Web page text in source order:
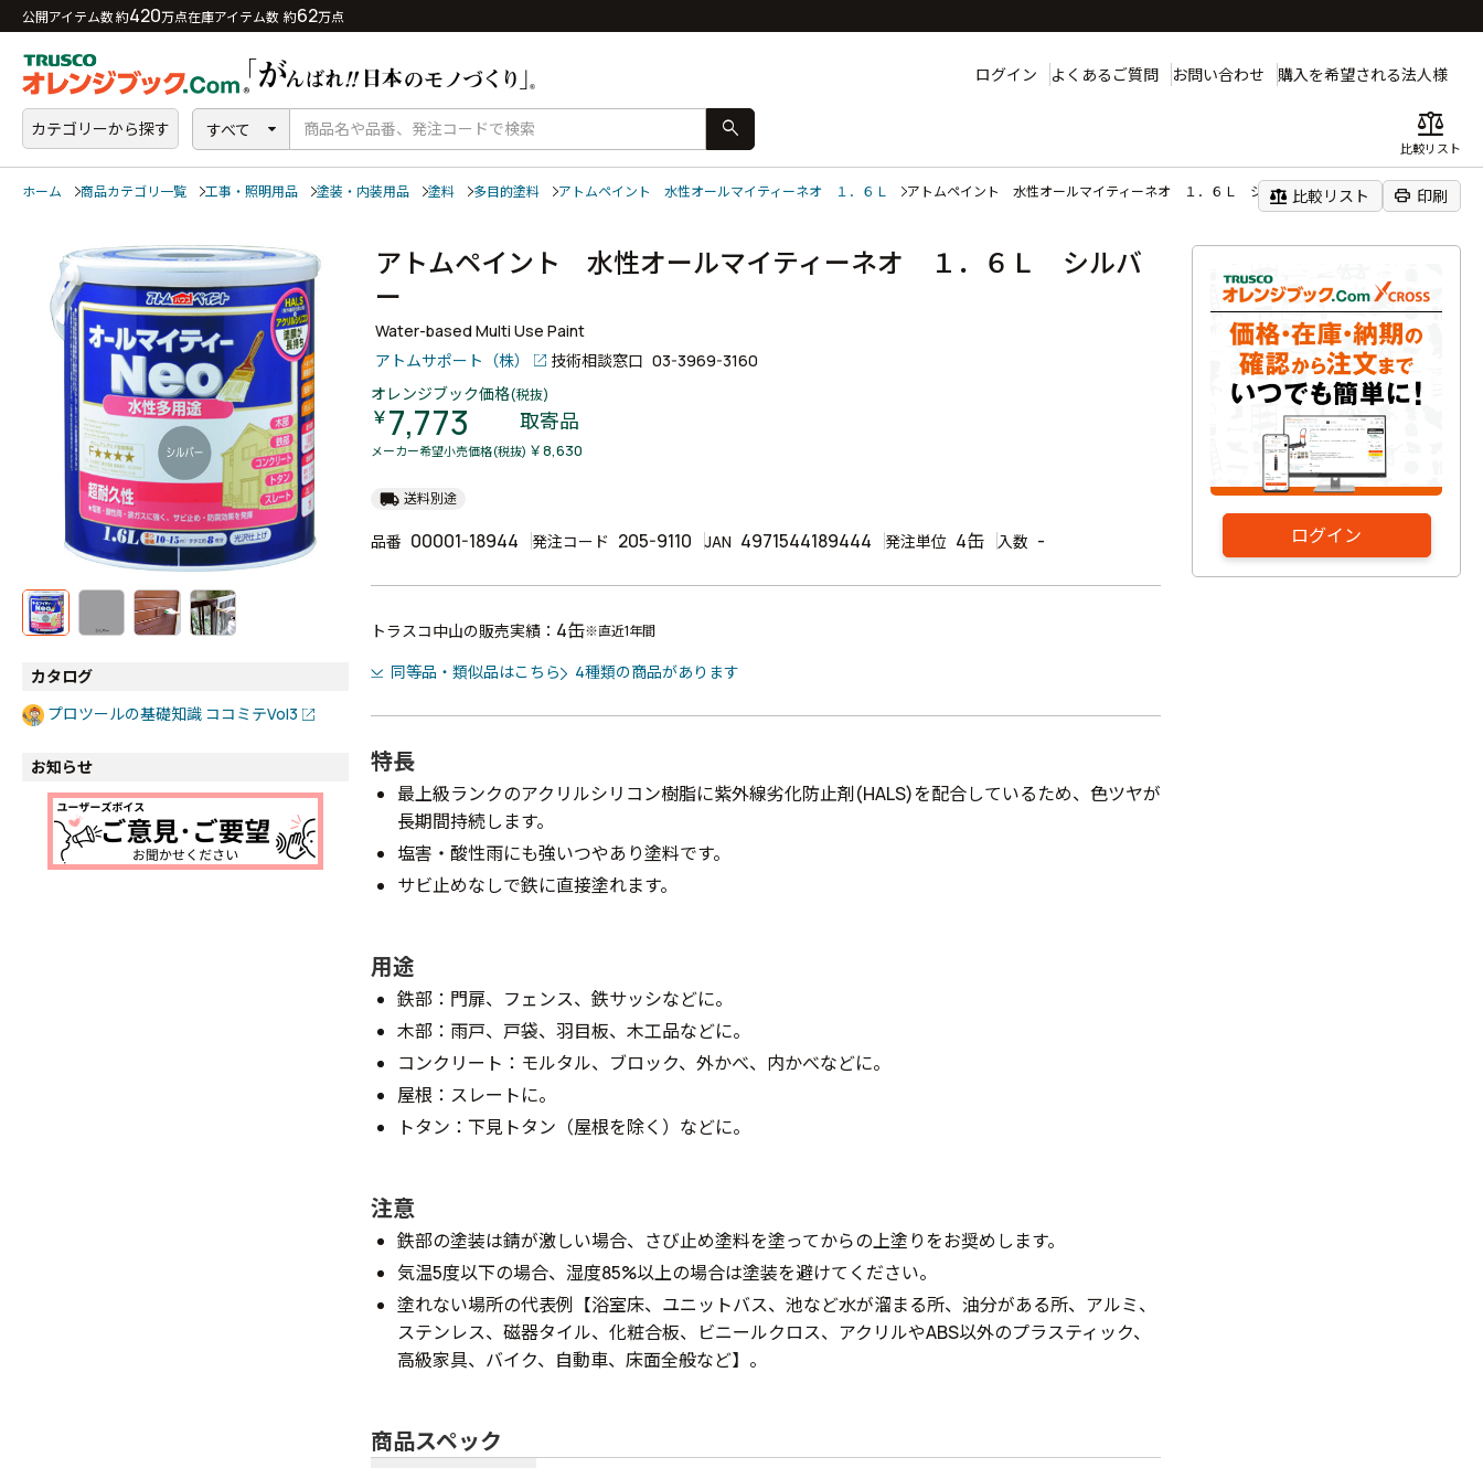
公開アイテム数 約420万点在庫アイテム数 約62万点
ログイン よくあるご質問 お問い合わせ 購入を希望される法人様
カテゴリーから探す すべて search balance
比較リスト
ホーム 商品カテゴリ一覧 工事・照明用品 塗装・内装用品 塗料 多目的塗料 アトムペイント 水性オールマイティーネオ １．６Ｌ アトムペイント 水性オールマイティーネオ １．６Ｌ シルバー
balance 比較リスト print 印刷
ログイン
カタログ
プロツールの基礎知識 ココミテVol3
お知らせ
アトムペイント 水性オールマイティーネオ １．６Ｌ シルバ
ー
Water-based Multi Use Paint
アトムサポート（株）
技術相談窓口 03-3969-3160
オレンジブック価格(税抜)
￥7,773 取寄品
メーカー希望小売価格(税抜) ￥8,630
local_shipping 送料別途
品番 00001-18944 発注コード 205-9110 JAN 4971544189444 発注単位 4缶 入数 -
トラスコ中山の販売実績： 4缶※直近1年間
同等品・類似品はこちら 4種類の商品があります
特長
最上級ランクのアクリルシリコン樹脂に紫外線劣化防止剤(HALS)を配合しているため、色ツヤが
長期間持続します。
塩害・酸性雨にも強いつやあり塗料です。
サビ止めなしで鉄に直接塗れます。
用途
鉄部：門扉、フェンス、鉄サッシなどに。
木部：雨戸、戸袋、羽目板、木工品などに。
コンクリート：モルタル、ブロック、外かべ、内かべなどに。
屋根：スレートに。
トタン：下見トタン（屋根を除く）などに。
注意
鉄部の塗装は錆が激しい場合、さび止め塗料を塗ってからの上塗りをお奨めします。
気温5度以下の場合、湿度85%以上の場合は塗装を避けてください。
塗れない場所の代表例【浴室床、ユニットバス、池など水が溜まる所、油分がある所、アルミ、
ステンレス、磁器タイル、化粧合板、ビニールクロス、アクリルやABS以外のプラスティック、
高級家具、バイク、自動車、床面全般など】。
商品スペック